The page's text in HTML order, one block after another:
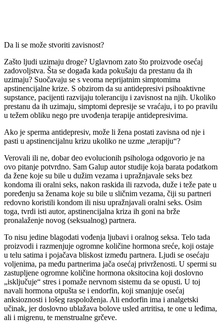
Da li se može stvoriti zavisnost?
Zašto ljudi uzimaju droge? Uglavnom zato što proizvode osećaj
zadovoljstva. Šta se događa kada pokušaju da prestanu da ih
uzimaju? Suočavaju se s veoma neprijatnim simptomima
apstinencijalne krize. S obzirom da su antidepresivi psihoaktivne
supstance, pacijenti razvijaju toleranciju i zavisnost na njih. Ukoliko
prestanu da ih uzimaju, simptomi depresije se vraćaju, i to po pravilu
u težem obliku nego pre uvođenja terapije antidepresivima.
Ako je sperma antidepresiv, može li žena postati zavisna od nje i
pasti u apstinencijalnu krizu ukoliko ne uzme „terapiju“?
Verovali ili ne, dobar deo evolucionih psihologa odgovorio je na
ovo pitanje potvrdno. Sam Galup autor studije koja barata podatkom
da žene koje su bile u dužim vezama i upražnjavale seks bez
kondoma ili oralni seks, nakon raskida ili razvoda, duže i teže pate u
poređenju sa ženama koje su bile u sličnim vezama, čiji su partneri
redovno koristili kondom ili nisu upražnjavali oralni seks. Osim
toga, tvrdi isti autor, apstinencijalna kriza ih goni na brže
pronalaženje novog (seksualnog) partnera.
To nisu jedine blagodati vođenja ljubavi i oralnog seksa. Telo tada
proizvodi i razmenjuje ogromne količine hormona sreće, koji ostaje
u telu satima i pojačava bliskost između partnera. Ljudi se osećaju
voljenima, pa među partnerima jača osećaj privrženosti. U spermi su
zastupljene ogromne količine hormona oksitocina koji doslovno
„isključuje“ stres i pomaže nervnom sistemu da se opusti. U toj
navali hormona otpušta se i endorfin, koji smanjuje osećaj
anksioznosti i lošeg raspoloženja. Ali endorfin ima i analgetski
učinak, jer doslovno ublažava bolove usled artritisa, te one u leđima,
ali i migrenu, te menstrualne grčeve.